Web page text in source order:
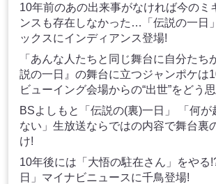
10年前のあの出来事がなければ今のミ
ンスも存在しなかった…「伝説の一日
ックスにインディアンス登場!
「あんな人たちと同じ舞台に自分たち
説の一日』の舞台に立つジャンポケは
ビューイング会場からの“出世”をどう
BSよしもと「伝説の(裏)一日」 「何が
ない」生放送ならではの内容で舞台裏
け!
10年後には「大悟の駐在さん」をやる
日」マイナビニュースに千鳥登場!